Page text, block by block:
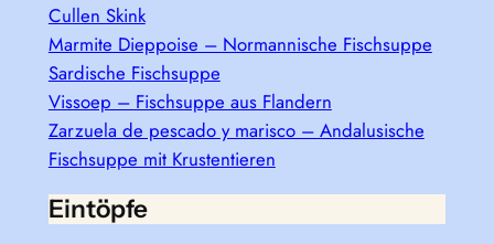
Cullen Skink
Marmite Dieppoise – Normannische Fischsuppe
Sardische Fischsuppe
Vissoep – Fischsuppe aus Flandern
Zarzuela de pescado y marisco – Andalusische
Fischsuppe mit Krustentieren
Eintöpfe